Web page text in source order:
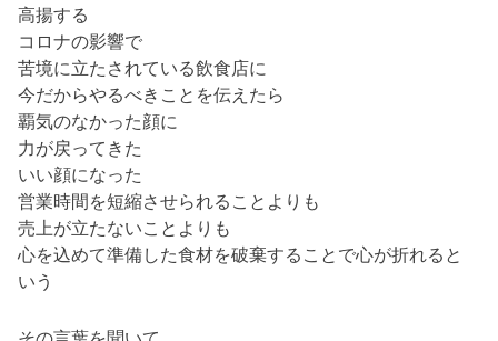
高揚する
コロナの影響で
苦境に立たされている飲食店に
今だからやるべきことを伝えたら
覇気のなかった顔に
力が戻ってきた
いい顔になった
営業時間を短縮させられることよりも
売上が立たないことよりも
心を込めて準備した食材を破棄することで心が折れると
いう